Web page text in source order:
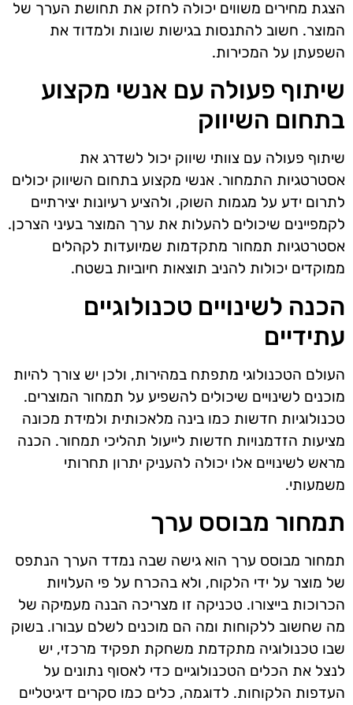
הצגת מחירים משווים יכולה לחזק את תחושת הערך של
המוצר. חשוב להתנסות בגישות שונות ולמדוד את
השפעתן על המכירות.
שיתוף פעולה עם אנשי מקצוע
בתחום השיווק
שיתוף פעולה עם צוותי שיווק יכול לשדרג את
אסטרטגיות התמחור. אנשי מקצוע בתחום השיווק יכולים
לתרום ידע על מגמות השוק, ולהציע רעיונות יצירתיים
לקמפיינים שיכולים להעלות את ערך המוצר בעיני הצרכן.
אסטרטגיות תמחור מתקדמות שמיועדות לקהלים
ממוקדים יכולות להניב תוצאות חיוביות בשטח.
הכנה לשינויים טכנולוגיים
עתידיים
העולם הטכנולוגי מתפתח במהירות, ולכן יש צורך להיות
מוכנים לשינויים שיכולים להשפיע על תמחור המוצרים.
טכנולוגיות חדשות כמו בינה מלאכותית ולמידת מכונה
מציעות הזדמנויות חדשות לייעול תהליכי תמחור. הכנה
מראש לשינויים אלו יכולה להעניק יתרון תחרותי
משמעותי.
תמחור מבוסס ערך
תמחור מבוסס ערך הוא גישה שבה נמדד הערך הנתפס
של מוצר על ידי הלקוח, ולא בהכרח על פי העלויות
הכרוכות בייצורו. טכניקה זו מצריכה הבנה מעמיקה של
מה שחשוב ללקוחות ומה הם מוכנים לשלם עבורו. בשוק
שבו טכנולוגיה מתקדמת משחקת תפקיד מרכזי, יש
לנצל את הכלים הטכנולוגיים כדי לאסוף נתונים על
העדפות הלקוחות. לדוגמה, כלים כמו סקרים דיגיטליים